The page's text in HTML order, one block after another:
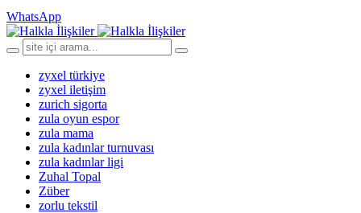
WhatsApp
zyxel türkiye
zyxel iletişim
zurich sigorta
zula oyun espor
zula mama
zula kadınlar turnuvası
zula kadınlar ligi
Zuhal Topal
Züber
zorlu tekstil